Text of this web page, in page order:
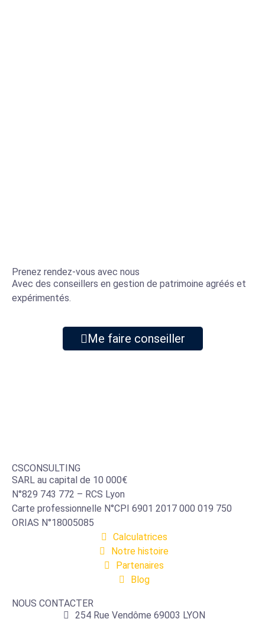
Prenez rendez-vous avec nous
Avec des conseillers en gestion de patrimoine agréés et
expérimentés.
Me faire conseiller
CSCONSULTING
SARL au capital de 10 000€
N°829 743 772 – RCS Lyon
Carte professionnelle N°CPI 6901 2017 000 019 750
ORIAS N°18005085
Calculatrices
Notre histoire
Partenaires
Blog
NOUS CONTACTER
254 Rue Vendôme 69003 LYON